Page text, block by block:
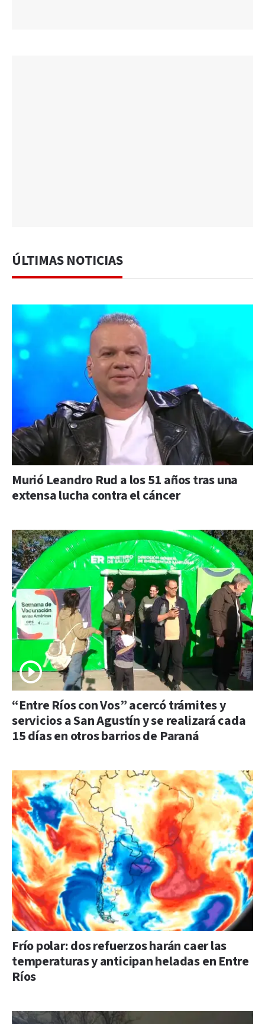
ÚLTIMAS NOTICIAS
Murió Leandro Rud a los 51 años tras una
extensa lucha contra el cáncer
“Entre Ríos con Vos” acercó trámites y
servicios a San Agustín y se realizará cada
15 días en otros barrios de Paraná
Frío polar: dos refuerzos harán caer las
temperaturas y anticipan heladas en Entre
Ríos